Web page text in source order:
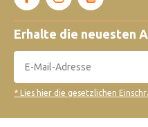
Erhalte die neuesten
* Lies hier die gesetzlichen